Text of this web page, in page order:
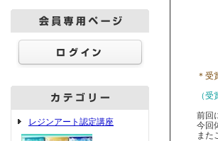
レジンアート認定講座
＊受
（
前回
今回
また